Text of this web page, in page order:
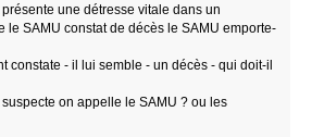
une détresse vitale dans un
le SAMU constat de décès le SAMU emporte-
constate - il lui semble - un décès - qui doit-il
on appelle le SAMU ? ou les